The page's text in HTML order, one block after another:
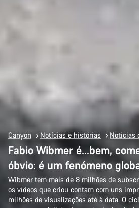
Canyon Notícias e histórias Noticias
Fabio Wibmer é...bem,
óbvio: é um fenómeno
Wibmer tem mais de 8 milhões de
os vídeos que criou contam com uns
milhões de visualizações até à data. O